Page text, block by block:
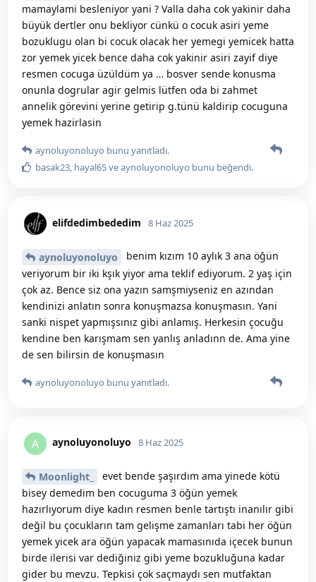
mamaylami besleniyor yani ? Valla daha cok yakinir daha
büyük dertler onu bekliyor cünkü o cocuk asiri yeme
bozuklugu olan bi cocuk olacak her yemegi yemicek hatta
zor yemek yicek bence daha cok yakinir asiri zayif diye
resmen cocuga üzüldüm ya … bosver sende konusma
onunla dogrular agir gelmis lütfen oda bi zahmet
annelik görevini yerine getirip g.tünü kaldirip cocuguna
yemek hazirlasin
aynoluyonoluyo bunu yanıtladı.
basak23, hayal65veaynoluyonoluyo bunu beğendi.
elifdedimbededim 8 Haz 2025
aynoluyonoluyo
benim kızım 10 aylık 3 ana öğün
veriyorum bir iki kşık yiyor ama teklif ediyorum. 2 yaş için
çok az. Bence siz ona yazın samşmiyseniz en azından
kendinizi anlatın sonra konuşmazsa konuşmasın. Yani
sanki nispet yapmışsınız gibi anlamış. Herkesin çocuğu
kendine ben karışmam sen yanlış anladınn de. Ama yine
de sen bilirsin de konuşmasın
aynoluyonoluyo bunu yanıtladı.
A aynoluyonoluyo 8 Haz 2025
Moonlight_
evet bende şaşırdım ama yinede kötü
bisey demedim ben cocuguma 3 öğün yemek
hazırlıyorum diye kadın resmen benle tartıştı inanılır gibi
değil bu çocukların tam gelişme zamanları tabi her öğün
yemek yicek ara öğün yapacak mamasınıda içecek bunun
birde ilerisi var dediğiniz gibi yeme bozukluğuna kadar
gider bu mevzu. Tepkisi çok saçmaydı sen mutfaktan